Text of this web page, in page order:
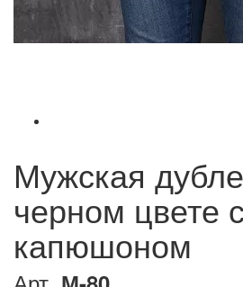
Мужская
черном цвете с
капюшоном